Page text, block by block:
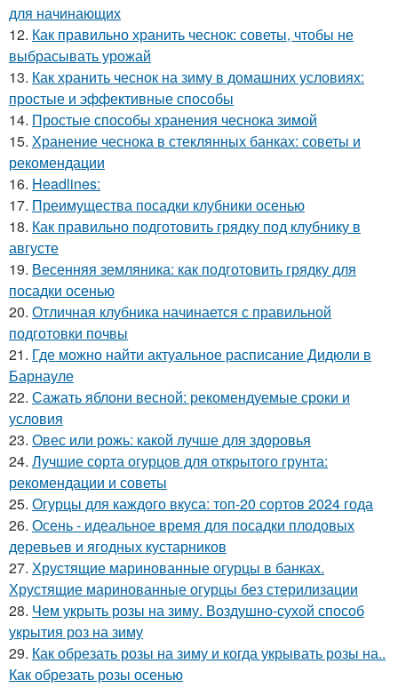
для начинающих
12. Как правильно хранить чеснок: советы, чтобы не
выбрасывать урожай
13. Как хранить чеснок на зиму в домашних условиях:
простые и эффективные способы
14. Простые способы хранения чеснока зимой
15. Хранение чеснока в стеклянных банках: советы и
рекомендации
16. Headlines:
17. Преимущества посадки клубники осенью
18. Как правильно подготовить грядку под клубнику в
августе
19. Весенняя земляника: как подготовить грядку для
посадки осенью
20. Отличная клубника начинается с правильной
подготовки почвы
21. Где можно найти актуальное расписание Дидюли в
Барнауле
22. Сажать яблони весной: рекомендуемые сроки и
условия
23. Овес или рожь: какой лучше для здоровья
24. Лучшие сорта огурцов для открытого грунта:
рекомендации и советы
25. Огурцы для каждого вкуса: топ-20 сортов 2024 года
26. Осень - идеальное время для посадки плодовых
деревьев и ягодных кустарников
27. Хрустящие маринованные огурцы в банках.
Хрустящие маринованные огурцы без стерилизации
28. Чем укрыть розы на зиму. Воздушно-сухой способ
укрытия роз на зиму
29. Как обрезать розы на зиму и когда укрывать розы на..
Как обрезать розы осенью